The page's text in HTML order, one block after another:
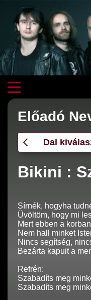
Előadó
Dal
Bikini :
Sírnék, hogyha
Üvöltöm, hogy mi
Mert ebben a
Nem hall minket
Nincs segítség,
Bezárta kapuit a
Refrén:
Szabadíts meg
Szabadíts meg